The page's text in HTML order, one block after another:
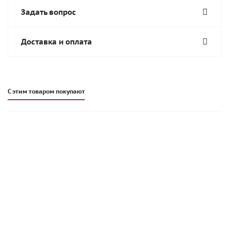
Задать вопрос
Доставка и оплата
С этим товаром покупают